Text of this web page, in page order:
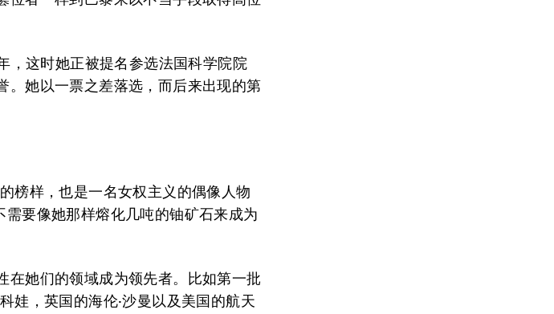
，这时她正被提名参选法国科学院院
。她以一票之差落选，而后来出现的第
榜样，也是一名女权主义的偶像人物
要像她那样熔化几吨的铀矿石来成为
在她们的领域成为领先者。比如第一批
娃，英国的海伦·沙曼以及美国的航天